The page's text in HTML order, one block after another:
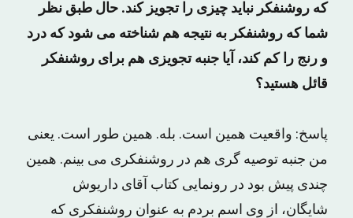
که روشنفکر نباید چیزی را تجویز کند. حال طبق نظر
شما که روشنفکر به نتیجه هم شناخته می ‌شود که درد
و رنج را کم کند، آیا جنبه‌ تجویزی هم برای روشنفکر
قائل هستید؟
پاسخ: واقعیت همین است. بله. همین ‌طور است. یعنی
من جنبه‌ توصیه‌ گری هم در روشنفکری می‌ بینم. همین
چندی پیش بود در رونمایی کتاب آقای داریوش
شایگان، از وی اسم بردم به عنوان روشنفکری که